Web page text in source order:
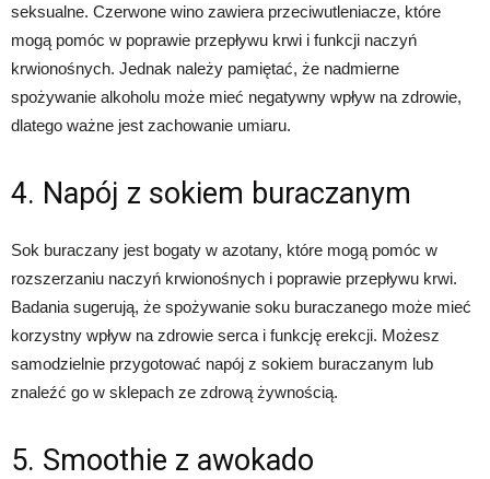
seksualne. Czerwone wino zawiera przeciwutleniacze, które
mogą pomóc w poprawie przepływu krwi i funkcji naczyń
krwionośnych. Jednak należy pamiętać, że nadmierne
spożywanie alkoholu może mieć negatywny wpływ na zdrowie,
dlatego ważne jest zachowanie umiaru.
4. Napój z sokiem buraczanym
Sok buraczany jest bogaty w azotany, które mogą pomóc w
rozszerzaniu naczyń krwionośnych i poprawie przepływu krwi.
Badania sugerują, że spożywanie soku buraczanego może mieć
korzystny wpływ na zdrowie serca i funkcję erekcji. Możesz
samodzielnie przygotować napój z sokiem buraczanym lub
znaleźć go w sklepach ze zdrową żywnością.
5. Smoothie z awokado